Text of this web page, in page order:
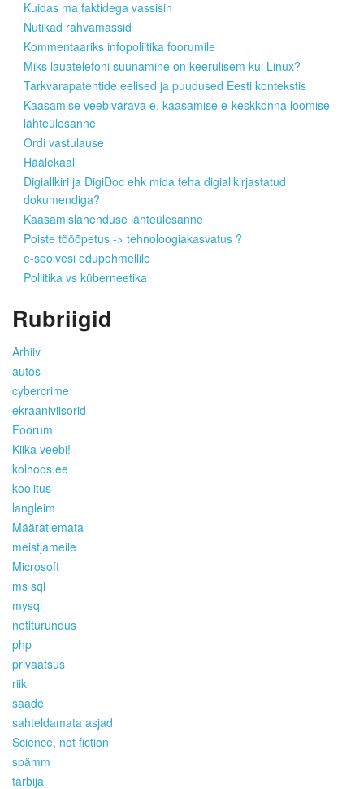
Kuidas ma faktidega vassisin
Nutikad rahvamassid
Kommentaariks infopoliitika foorumile
Miks lauatelefoni suunamine on keerulisem kui Linux?
Tarkvarapatentide eelised ja puudused Eesti kontekstis
Kaasamise veebivärava e. kaasamise e-keskkonna loomise
lähteülesanne
Ordi vastulause
Häälekaal
Digiallkiri ja DigiDoc ehk mida teha digiallkirjastatud
dokumendiga?
Kaasamislahenduse lähteülesanne
Poiste tööõpetus -> tehnoloogiakasvatus ?
e-soolvesi edupohmellile
Poliitika vs küberneetika
Rubriigid
Arhiiv
autõs
cybercrime
ekraaniviisorid
Foorum
Kiika veebi!
kolhoos.ee
koolitus
langleim
Määratlemata
meistjameile
Microsoft
ms sql
mysql
netiturundus
php
privaatsus
riik
saade
sahteldamata asjad
Science, not fiction
spämm
tarbija